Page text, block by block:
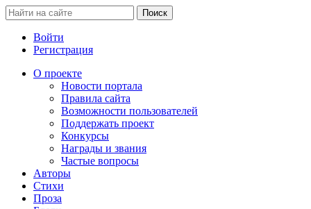
Войти
Регистрация
О проекте
Новости портала
Правила сайта
Возможности пользователей
Поддержать проект
Конкурсы
Награды и звания
Частые вопросы
Авторы
Стихи
Проза